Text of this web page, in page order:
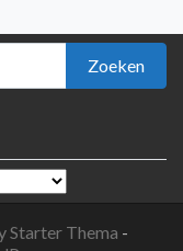
Zoeken
Starter Thema -